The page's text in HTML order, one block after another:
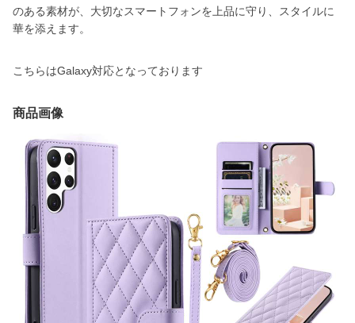
のある素材が、大切なスマートフォンを上品に守り、スタイルに
華を添えます。
こちらはGalaxy対応となっております
商品画像